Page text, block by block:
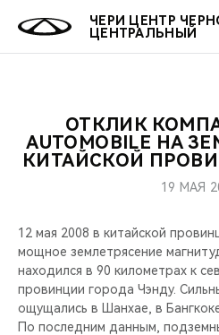
ЧЕРИ ЦЕНТР
ЦЕНТРАЛЬНЫЙ
КРОССОВЕРЫ
СЕДАНЫ
О
АКСЕССУАРЫ
ПОДДЕРЖКА
ТЕХНИЧЕСКОЕ ОБСЛУЖИВАНИЕ
МИР
ЛЮДИ CHERY
БЛАГОТВОРИТЕЛЬНОСТЬ
ОНЛАЙН
ОТКЛИК
AUTOMOBILE НА
КИТАЙСКОЙ
19 МАЯ
12 мая 2008 в китайской
мощное землетрясение
находился в 90 километрах к
провинции города Чэнду.
ощущались в Шанхае, в
По последним данным,